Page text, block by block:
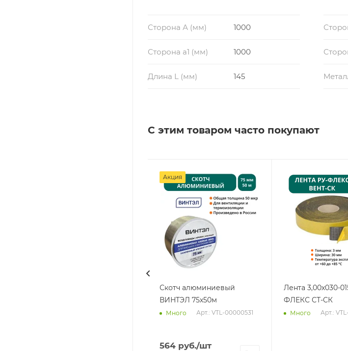
Сторона А (мм) 1000
Сторона a1 (мм) 1000
Длина L (мм) 145
С этим товаром часто покупают
Акция
Скотч алюминиевый
ВИНТЭЛ 75х50м
Много Арт.: VTL-00000531
564 руб./шт
Лента 3,00х030-
ФЛЕКС СТ-СК
Много Арт.: